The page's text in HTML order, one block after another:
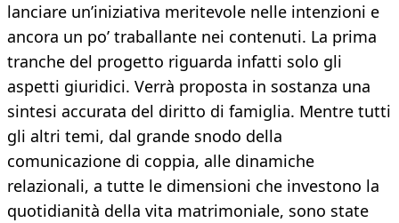
lanciare un’iniziativa meritevole nelle intenzioni e
ancora un po’ traballante nei contenuti. La prima
tranche del progetto riguarda infatti solo gli
aspetti giuridici. Verrà proposta in sostanza una
sintesi accurata del diritto di famiglia. Mentre tutti
gli altri temi, dal grande snodo della
comunicazione di coppia, alle dinamiche
relazionali, a tutte le dimensioni che investono la
quotidianità della vita matrimoniale, sono state